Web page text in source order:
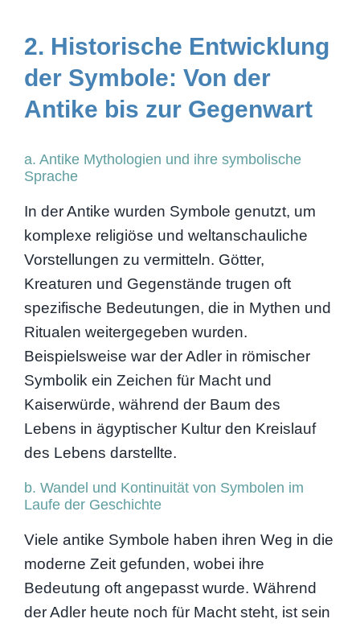
2. Historische Entwicklung
der Symbole: Von der
Antike bis zur Gegenwart
a. Antike Mythologien und ihre symbolische
Sprache
In der Antike wurden Symbole genutzt, um
komplexe religiöse und weltanschauliche
Vorstellungen zu vermitteln. Götter,
Kreaturen und Gegenstände trugen oft
spezifische Bedeutungen, die in Mythen und
Ritualen weitergegeben wurden.
Beispielsweise war der Adler in römischer
Symbolik ein Zeichen für Macht und
Kaiserwürde, während der Baum des
Lebens in ägyptischer Kultur den Kreislauf
des Lebens darstellte.
b. Wandel und Kontinuität von Symbolen im
Laufe der Geschichte
Viele antike Symbole haben ihren Weg in die
moderne Zeit gefunden, wobei ihre
Bedeutung oft angepasst wurde. Während
der Adler heute noch für Macht steht, ist sein